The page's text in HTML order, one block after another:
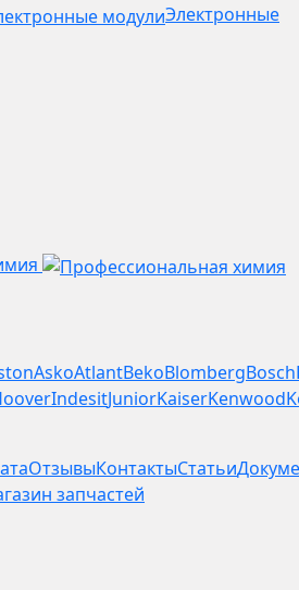
Электронные
AskoAtlantBekoBlombergBosch
IndesitJuniorKaiserKenwood
ОтзывыКонтактыСтатьи
запчастей